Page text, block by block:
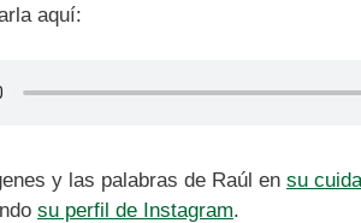
aquí:
y las palabras de Raúl en su
su perfil de Instagram.